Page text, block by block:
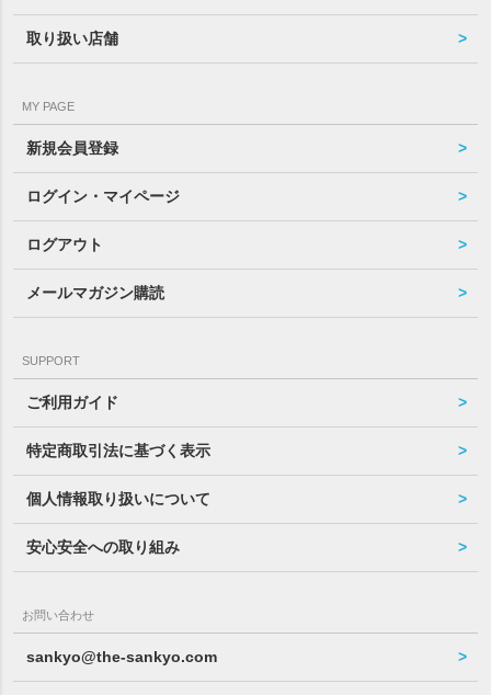
取り扱い店舗
MY PAGE
新規会員登録
ログイン・マイページ
ログアウト
メールマガジン購読
SUPPORT
ご利用ガイド
特定商取引法に基づく表示
個人情報取り扱いについて
安心安全への取り組み
お問い合わせ
sankyo@the-sankyo.com